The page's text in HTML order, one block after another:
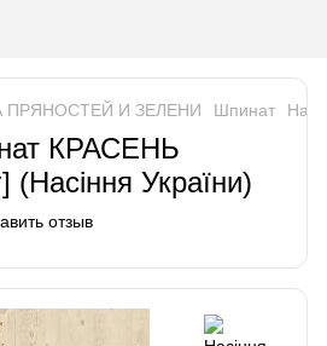
ПРЯНОСТЕЙ И ЗЕЛЕНИ Шпинат
КРАСЕНЬ
України)
отзыв